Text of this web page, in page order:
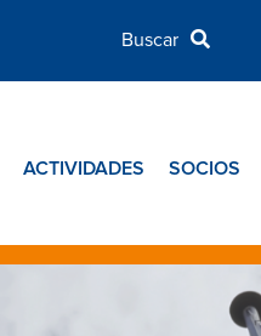
ACTIVIDADES SOCIOS